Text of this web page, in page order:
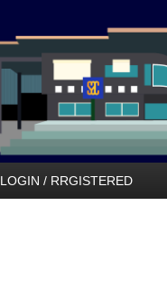
LOGIN / RRGISTERED